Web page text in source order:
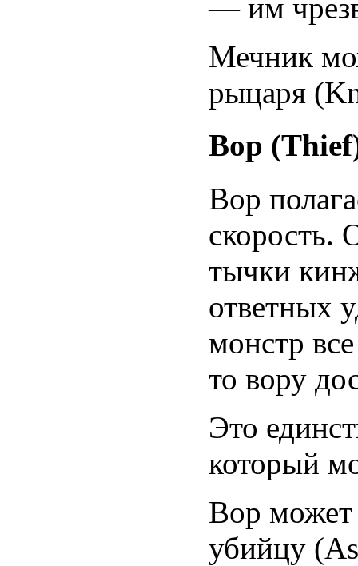
— им
Мечник
рыцаря
Вор
Вор
скорость.
тычки
ответных
монстр
то вору
Это
который
Вор может
убийцу